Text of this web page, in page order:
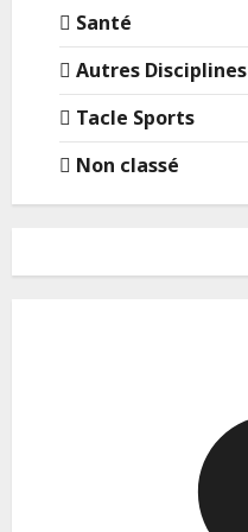
Santé
Autres Disciplines
Tacle Sports
Non classé